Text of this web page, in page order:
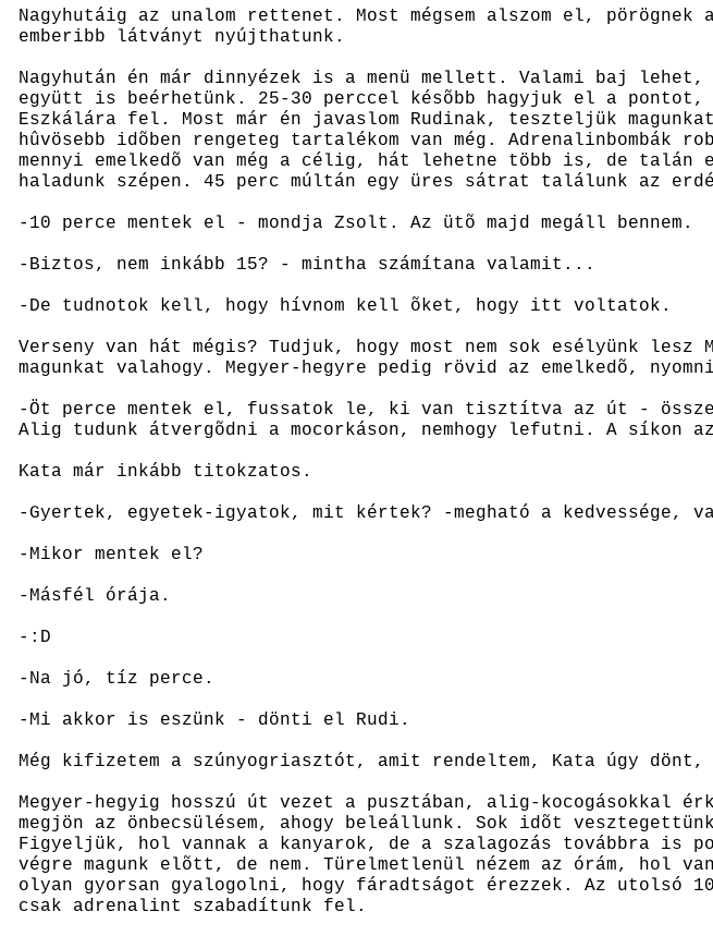
Nagyhutáig az unalom rettenet. Most mégsem alszom el,
emberibb látványt nyújthatunk.
Nagyhután én már dinnyézek is a menü mellett. Valami baj
együtt is beérhetünk. 25-30 perccel késõbb hagyjuk el a pontot,
Eszkálára fel. Most már én javaslom Rudinak, teszteljük
hûvösebb idõben rengeteg tartalékom van még.
mennyi emelkedõ van még a célig, hát lehetne több is, de
haladunk szépen. 45 perc múltán egy üres sátrat találunk az
-10 perce mentek el - mondja Zsolt. Az ütõ majd megáll bennem.
-Biztos, nem inkább 15? - mintha számítana valamit...
-De tudnotok kell, hogy hívnom kell õket, hogy itt voltatok.
Verseny van hát mégis? Tudjuk, hogy most nem sok esélyünk
magunkat valahogy. Megyer-hegyre pedig rövid az emelkedõ,
-Öt perce mentek el, fussatok le, ki van tisztítva az út -
Alig tudunk átvergõdni a mocorkáson, nemhogy lefutni. A síkon
Kata már inkább titokzatos.
-Gyertek, egyetek-igyatok, mit kértek? -megható a kedvessége,
-Mikor mentek el?
-Másfél órája.
-:D
-Na jó, tíz perce.
-Mi akkor is eszünk - dönti el Rudi.
Még kifizetem a szúnyogriasztót, amit rendeltem, Kata úgy
Megyer-hegyig hosszú út vezet a pusztában, alig-kocogásokkal
megjön az önbecsülésem, ahogy beleállunk. Sok idõt
Figyeljük, hol vannak a kanyarok, de a szalagozás továbbra is
végre magunk elõtt, de nem. Türelmetlenül nézem az órám, hol
olyan gyorsan gyalogolni, hogy fáradtságot érezzek. Az utolsó
csak adrenalint szabadítunk fel.